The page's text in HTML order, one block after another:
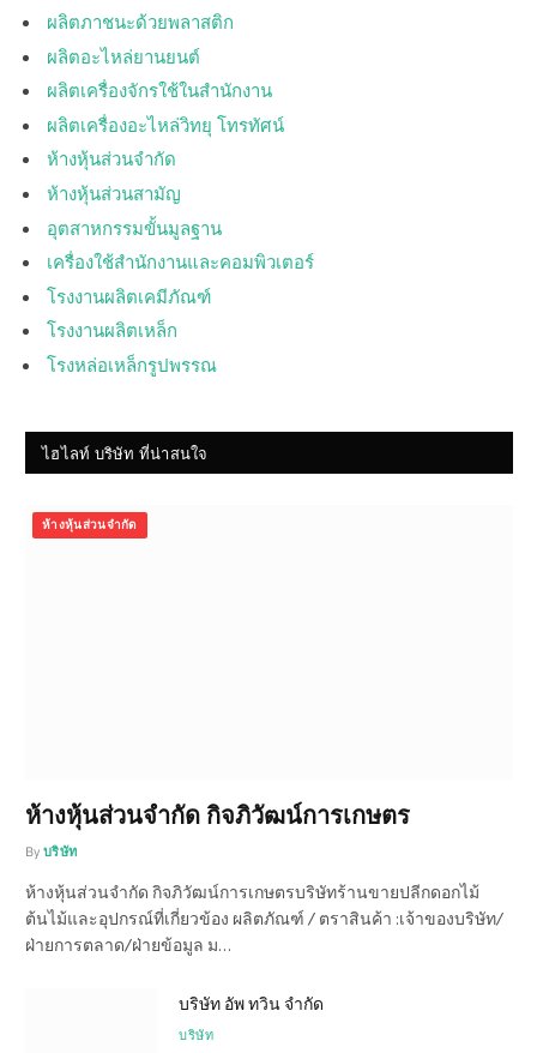
ผลิตภาชนะด้วยพลาสติก
ผลิตอะไหล่ยานยนต์
ผลิตเครื่องจักรใช้ในสำนักงาน
ผลิตเครื่องอะไหล่วิทยุ โทรทัศน์
ห้างหุ้นส่วนจำกัด
ห้างหุ้นส่วนสามัญ
อุตสาหกรรมขั้นมูลฐาน
เครื่องใช้สำนักงานและคอมพิวเตอร์
โรงงานผลิตเคมีภัณฑ์
โรงงานผลิตเหล็ก
โรงหล่อเหล็กรูปพรรณ
ไฮไลท์ บริษัท ที่น่าสนใจ
ห้างหุ้นส่วนจำกัด
ห้างหุ้นส่วนจำกัด กิจภิวัฒน์การเกษตร
By บริษัท
ห้างหุ้นส่วนจำกัด กิจภิวัฒน์การเกษตรบริษัทร้านขายปลีกดอกไม้
ต้นไม้และอุปกรณ์ที่เกี่ยวข้อง ผลิตภัณฑ์ / ตราสินค้า :เจ้าของบริษัท/
ฝ่ายการตลาด/ฝ่ายข้อมูล ม…
บริษัท อัพ ทวิน จำกัด
บริษัท